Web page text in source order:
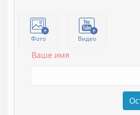
Фото Видео
Ваше имя